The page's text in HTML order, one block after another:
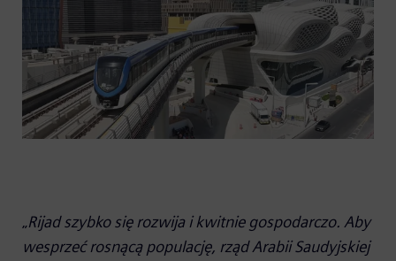
„Rijad szybko się rozwija i kwitnie gospodarczo. Aby
wesprzeć rosnącą populację, rząd Arabii Saudyjskiej